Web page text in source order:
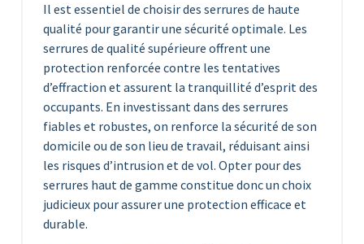
Il est essentiel de choisir des serrures de haute
qualité pour garantir une sécurité optimale. Les
serrures de qualité supérieure offrent une
protection renforcée contre les tentatives
d’effraction et assurent la tranquillité d’esprit des
occupants. En investissant dans des serrures
fiables et robustes, on renforce la sécurité de son
domicile ou de son lieu de travail, réduisant ainsi
les risques d’intrusion et de vol. Opter pour des
serrures haut de gamme constitue donc un choix
judicieux pour assurer une protection efficace et
durable.